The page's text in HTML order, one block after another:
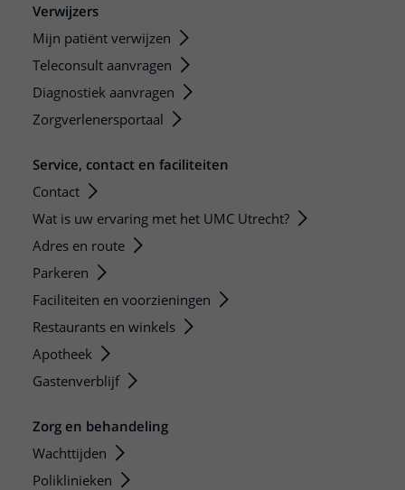
Verwijzers
Mijn patiënt verwijzen
Teleconsult aanvragen
Diagnostiek aanvragen
Zorgverlenersportaal
Service, contact en faciliteiten
Contact
Wat is uw ervaring met het UMC Utrecht?
Adres en route
Parkeren
Faciliteiten en voorzieningen
Restaurants en winkels
Apotheek
Gastenverblijf
Zorg en behandeling
Wachttijden
Poliklinieken